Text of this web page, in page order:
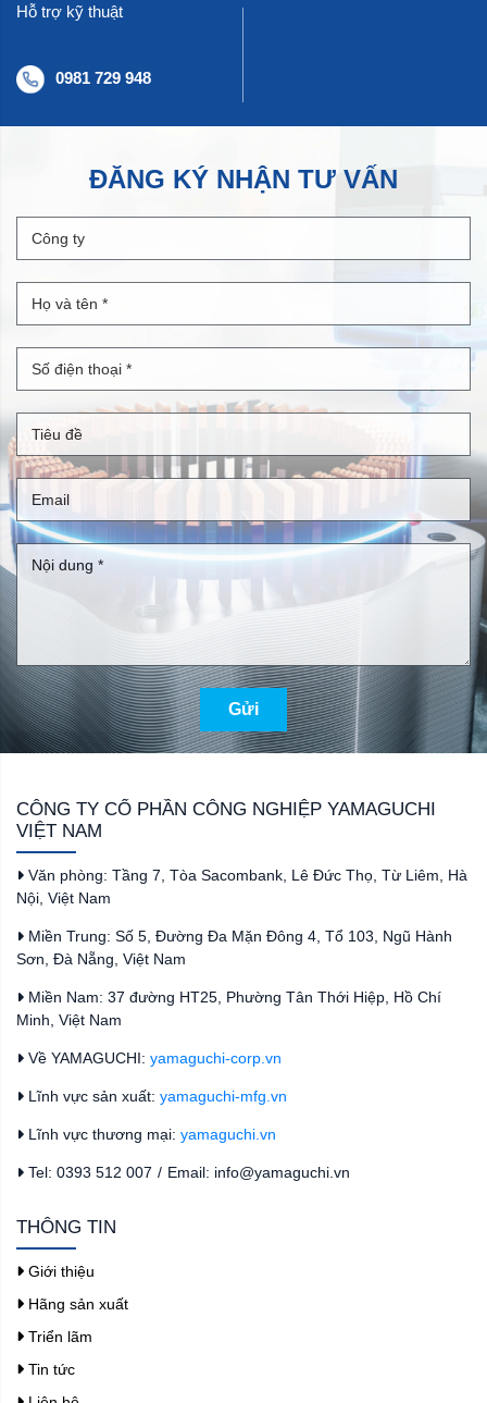
Hỗ trợ kỹ thuật
0981 729 948
ĐĂNG KÝ NHẬN TƯ VẤN
Gửi
CÔNG TY CỔ PHẦN CÔNG NGHIỆP YAMAGUCHI
VIỆT NAM
Văn phòng: Tầng 7, Tòa Sacombank, Lê Đức Thọ, Từ Liêm, Hà
Nội, Việt Nam
Miền Trung: Số 5, Đường Đa Mặn Đông 4, Tổ 103, Ngũ Hành
Sơn, Đà Nẵng, Việt Nam
Miền Nam: 37 đường HT25, Phường Tân Thới Hiệp, Hồ Chí
Minh, Việt Nam
Về YAMAGUCHI: yamaguchi-corp.vn
Lĩnh vực sản xuất: yamaguchi-mfg.vn
Lĩnh vực thương mại: yamaguchi.vn
Tel: 0393 512 007 / Email: info@yamaguchi.vn
THÔNG TIN
Giới thiệu
Hãng sản xuất
Triển lãm
Tin tức